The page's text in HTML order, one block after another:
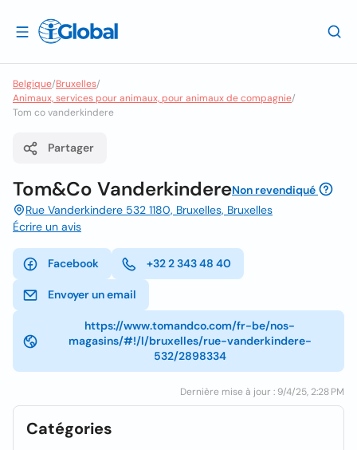
Belgique/Bruxelles/
Animaux, services pour animaux, pour animaux de compagnie/
Tom co vanderkindere
Partager
Tom&Co VanderkindereNon revendiqué
Rue Vanderkindere 532 1180, Bruxelles, Bruxelles
Écrire un avis
Facebook +32 2 343 48 40
Envoyer un email
https://www.tomandco.com/fr-be/nos-
magasins/#!/l/bruxelles/rue-vanderkindere-
532/2898334
Dernière mise à jour : 9/4/25, 2:28 PM
Catégories